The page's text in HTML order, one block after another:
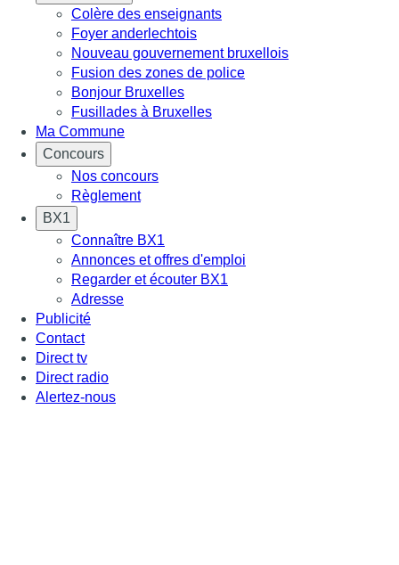
Colère des enseignants
Foyer anderlechtois
Nouveau gouvernement bruxellois
Fusion des zones de police
Bonjour Bruxelles
Fusillades à Bruxelles
Ma Commune
Concours
Nos concours
Règlement
BX1
Connaître BX1
Annonces et offres d'emploi
Regarder et écouter BX1
Adresse
Publicité
Contact
Direct tv
Direct radio
Alertez-nous